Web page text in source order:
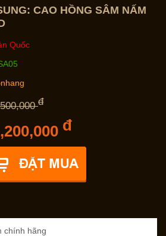
CAO HỒNG SÂM NẤM
Quốc
đ
đ
chính hãng